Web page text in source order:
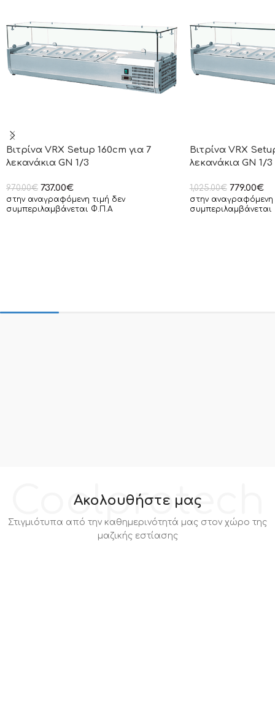
Βιτρίνα VRX Setup 160cm για 7
λεκανάκια GN 1/3
970.00€ 737.00€
στην αναγραφόμενη τιμή δεν
συμπεριλαμβάνεται Φ.Π.Α
Βιτρίνα VRX
λεκανάκια GN 1/3
1,025.00€ 779.00€
στην αναγραφόμενη
Coolprotech
Ακολουθήστε μας
Στιγμιότυπα από την καθημερινότητά μας στον χώρο της
μαζικής εστίασης